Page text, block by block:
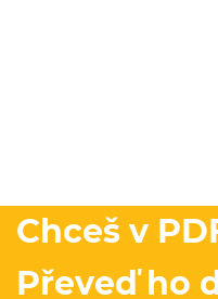
Chceš v
Převeď ho